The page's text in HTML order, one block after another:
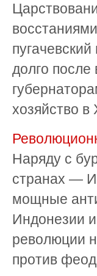
долго после
хозяйство в
Наряду с
странах —
мощные
Индонезии
революции
против